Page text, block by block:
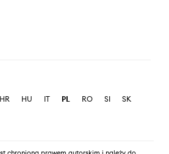
HR HU IT PL RO SI
SK